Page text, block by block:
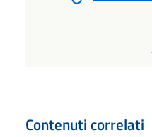
Contenuti correlati